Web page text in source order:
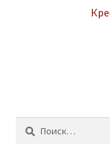
Найти: